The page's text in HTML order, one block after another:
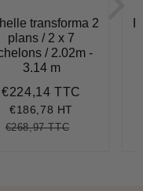
transforma 2
plans / 2 x 7
/ 2.02m -
3.14 m
Prix
réduit
€224,14 TTC
€186,78 HT
Prix
€268,97 TTC€268,97